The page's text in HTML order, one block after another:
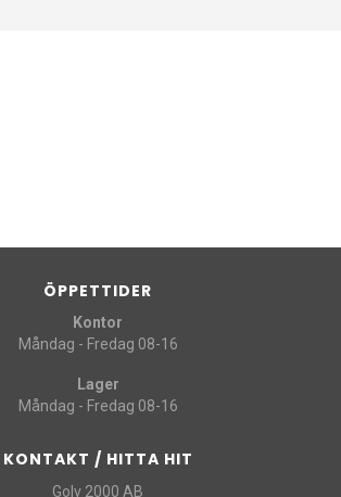
ÖPPETTIDER
Kontor
Måndag - Fredag 08-16
Lager
Måndag - Fredag 08-16
KONTAKT / HITTA HIT
Golv 2000 AB